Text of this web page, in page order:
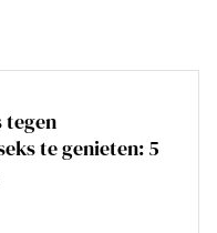
tegen
te genieten: 5